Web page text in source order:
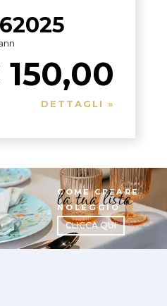
DETTAGLI »
COME CREARE
la tua lista
NOLEGGIO
CLICCA QUI